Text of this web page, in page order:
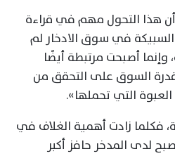
هذا التحول مهم في قراءة
في سوق الادخار لم
أصبحت مرتبطة أيضًا
السوق على التحقق من
التي تحملها».
فكلما زادت أهمية الغلاف في
لدى المدخر حافز أكبر